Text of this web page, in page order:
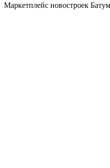
Маркетплейс новостроек